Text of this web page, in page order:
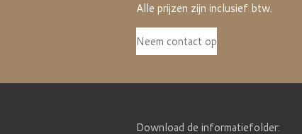
Alle prijzen zijn inclusief btw.
Neem contact op
Download de informatiefolder: